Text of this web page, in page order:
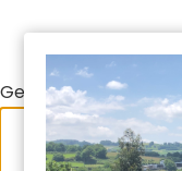
Gestionar el